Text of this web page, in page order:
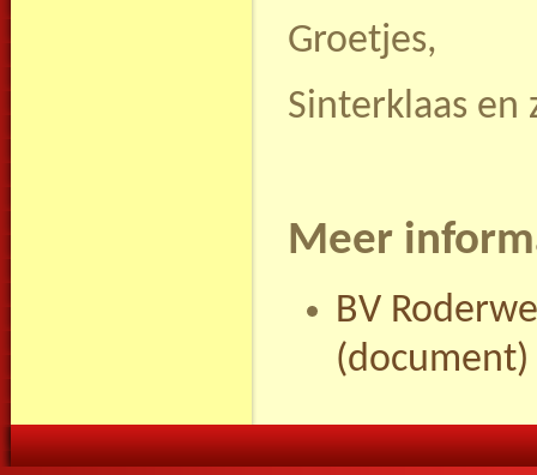
Groetjes,
Sinterklaas en
Meer
BV
(document)